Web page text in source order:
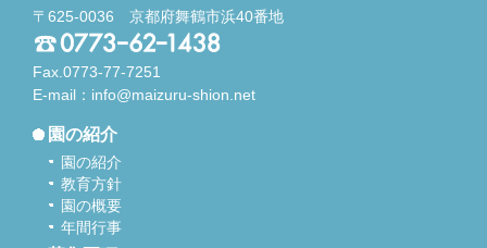
〒625-0036 京都府舞鶴市浜40番地
Fax.0773-77-7251
E-mail： info@maizuru-shion.net
園の紹介
園の紹介
教育方針
園の概要
年間行事